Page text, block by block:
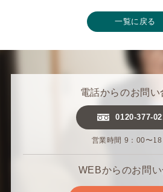
一覧に戻る
電話からのお問い
0120-377-
営業時間 9：00〜
WEBからのお問